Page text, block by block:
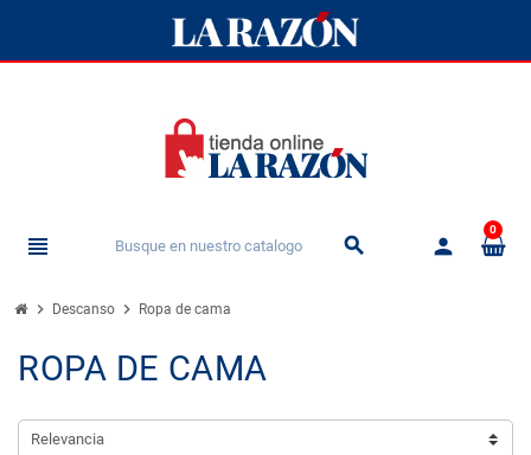
view_headline search person
0
chevron_right Descanso chevron_right Ropa de cama
ROPA DE CAMA
Relevancia